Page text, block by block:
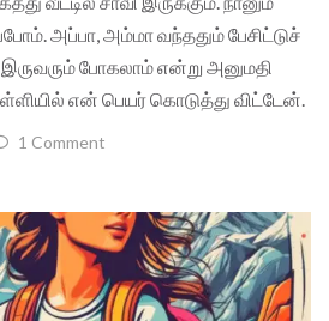
அப்பா, அம்மா வந்ததும் பேசிட்டுச்
போகலாம் என்று அனுமதி
என் பெயர் கொடுத்து விட்டேன்.
1 Comment